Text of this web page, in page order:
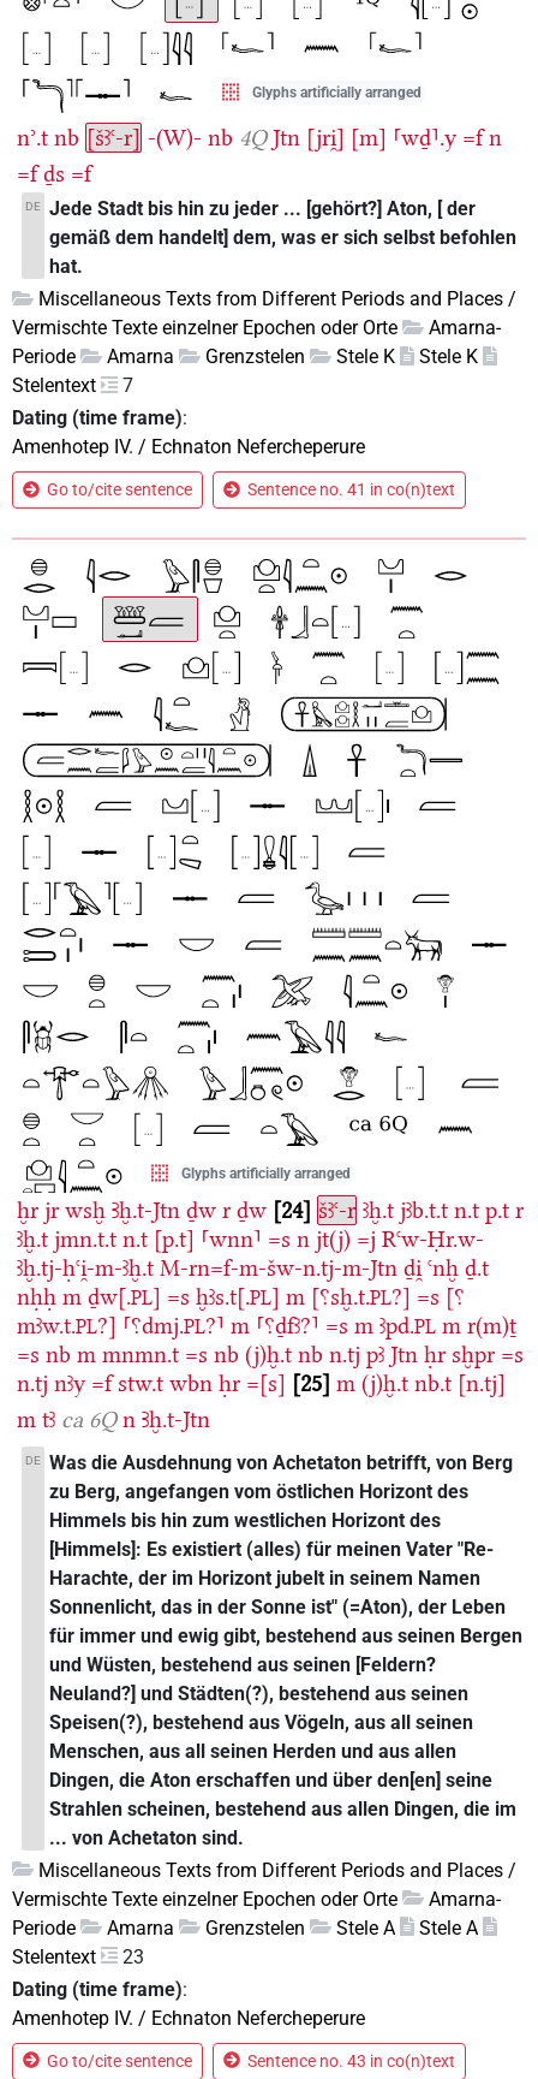
Glyphs artificially arranged
nʾ.t nb [šꜣꜥ-r] -(W)- nb 4Q Jtn [jri̯] [m] ⸢wḏ⸣.y =f n
=f ḏs =f
DE Jede Stadt bis hin zu jeder ... [gehört?] Aton, [ der
gemäß dem handelt] dem, was er sich selbst befohlen
hat.
Miscellaneous Texts from Different Periods and Places /
Vermischte Texte einzelner Epochen oder Orte
Amarna-
Periode
Amarna Grenzstelen Stele K
Stele K
Stelentext
7
Dating (time frame):
Amenhotep IV. / Echnaton Nefercheperure
Go to/cite sentence Sentence no. 41 in co(n)text
Glyphs artificially arranged
ḫr jr wsḫ Ꜣḫ.t-Jtn ḏw r ḏw 24 šꜣꜥ-r ꜣḫ.t jꜣb.t.t n.t p.t r
ꜣḫ.t jmn.t.t n.t [p.t] ⸢wnn⸣ =s n jt(j) =j Rꜥw-Ḥr.w-
ꜣḫ.tj-ḥꜥi̯-m-ꜣḫ.t M-rn=f-m-šw-n.tj-m-Jtn ḏi̯ ꜥnḫ ḏ.t
nḥḥ m ḏw[.PL] =s ḫꜣs.t[.PL] m [⸮sḫ.t.PL?] =s [⸮
mꜣw.t.PL?] ⸢⸮dmj.PL?⸣ m ⸢⸮ḏfꜣ?⸣ =s m ꜣpd.PL m r(m)ṯ
=s nb m mnmn.t =s nb (j)ḫ.t nb n.tj pꜣ Jtn ḥr sḫpr =s
n.tj nꜣy =f stw.t wbn ḥr =[s] 25 m (j)ḫ.t nb.t [n.tj]
m tꜣ ca 6Q n Ꜣḫ.t-Jtn
DE
Was die Ausdehnung von Achetaton betrifft, von Berg
zu Berg, angefangen vom östlichen Horizont des
Himmels bis hin zum westlichen Horizont des
[Himmels]: Es existiert (alles) für meinen Vater "Re-
Harachte, der im Horizont jubelt in seinem Namen
Sonnenlicht, das in der Sonne ist" (=Aton), der Leben
für immer und ewig gibt, bestehend aus seinen Bergen
und Wüsten, bestehend aus seinen [Feldern?
Neuland?] und Städten(?), bestehend aus seinen
Speisen(?), bestehend aus Vögeln, aus all seinen
Menschen, aus all seinen Herden und aus allen
Dingen, die Aton erschaffen und über den[en] seine
Strahlen scheinen, bestehend aus allen Dingen, die im
... von Achetaton sind.
Miscellaneous Texts from Different Periods and Places /
Vermischte Texte einzelner Epochen oder Orte
Amarna-
Periode
Amarna Grenzstelen Stele A
Stele A
Stelentext
23
Dating (time frame):
Amenhotep IV. / Echnaton Nefercheperure
Go to/cite sentence Sentence no. 43 in co(n)text